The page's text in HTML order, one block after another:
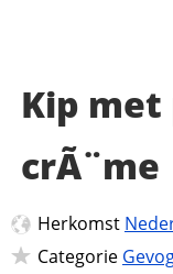
Kip
crÃ¨me
Herkomst
Categorie